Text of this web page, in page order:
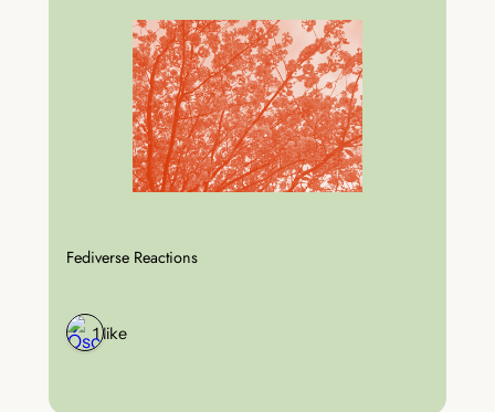
Fediverse Reactions
1 like